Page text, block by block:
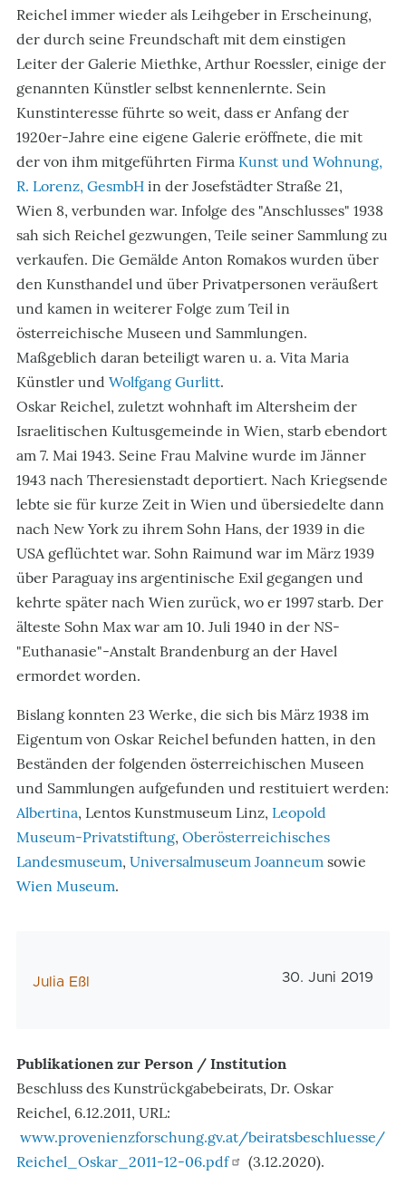
Reichel immer wieder als Leihgeber in Erscheinung,
der durch seine Freundschaft mit dem einstigen
Leiter der Galerie Miethke, Arthur Roessler, einige der
genannten Künstler selbst kennenlernte. Sein
Kunstinteresse führte so weit, dass er Anfang der
1920er-Jahre eine eigene Galerie eröffnete, die mit
der von ihm mitgeführten Firma Kunst und Wohnung,
R. Lorenz, GesmbH in der Josefstädter Straße 21,
Wien 8, verbunden war. Infolge des "Anschlusses" 1938
sah sich Reichel gezwungen, Teile seiner Sammlung zu
verkaufen. Die Gemälde Anton Romakos wurden über
den Kunsthandel und über Privatpersonen veräußert
und kamen in weiterer Folge zum Teil in
österreichische Museen und Sammlungen.
Maßgeblich daran beteiligt waren u. a. Vita Maria
Künstler und Wolfgang Gurlitt.
Oskar Reichel, zuletzt wohnhaft im Altersheim der
Israelitischen Kultusgemeinde in Wien, starb ebendort
am 7. Mai 1943. Seine Frau Malvine wurde im Jänner
1943 nach Theresienstadt deportiert. Nach Kriegsende
lebte sie für kurze Zeit in Wien und übersiedelte dann
nach New York zu ihrem Sohn Hans, der 1939 in die
USA geflüchtet war. Sohn Raimund war im März 1939
über Paraguay ins argentinische Exil gegangen und
kehrte später nach Wien zurück, wo er 1997 starb. Der
älteste Sohn Max war am 10. Juli 1940 in der NS-
"Euthanasie"-Anstalt Brandenburg an der Havel
ermordet worden.
Bislang konnten 23 Werke, die sich bis März 1938 im
Eigentum von Oskar Reichel befunden hatten, in den
Beständen der folgenden österreichischen Museen
und Sammlungen aufgefunden und restituiert werden:
Albertina, Lentos Kunstmuseum Linz, Leopold
Museum-Privatstiftung, Oberösterreichisches
Landesmuseum, Universalmuseum Joanneum sowie
Wien Museum.
AutorIn
Julia Eßl 30. Juni 2019
Publikationen zur Person / Institution
Beschluss des Kunstrückgabebeirats, Dr. Oskar
Reichel, 6.12.2011, URL:
www.provenienzforschung.gv.at/beiratsbeschluesse/
Reichel_Oskar_2011-12-06.pdf
(3.12.2020).